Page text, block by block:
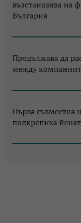
възстановява на
България
Продължава да
между
Първа съвместна
подкрепиха